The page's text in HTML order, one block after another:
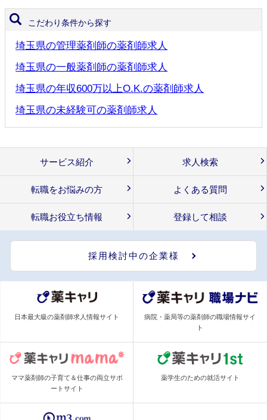
こだわり条件から探す
埼玉県の管理薬剤師の薬剤師求人
埼玉県の一般薬剤師の薬剤師求人
埼玉県の年収600万以上O.K.の薬剤師求人
埼玉県の未経験可の薬剤師求人
サービス紹介 求人検索
転職をお悩みの方 よくある質問
転職お役立ち情報 登録して相談
採用検討中の企業様
日本最大級の薬剤師求人情報サイト
病院・薬局等の薬剤師の職場情報サイ
ト
ママ薬剤師の子育て＆仕事の両立サポ
ートサイト
薬学生のための就活サイト